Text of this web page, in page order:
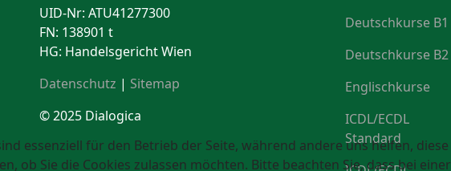
UID-Nr: ATU41277300
FN: 138901 t
HG: Handelsgericht Wien
Datenschutz | Sitemap
© 2025 Dialogica
Deutschkurse B1
Deutschkurse B2
Englischkurse
ICDL/ECDL
Standard
essenziell für den Betrieb der Seite, während andere uns helfen,
ob Sie die Cookies zulassen möchten. Bitte beachten Sie, dass bei